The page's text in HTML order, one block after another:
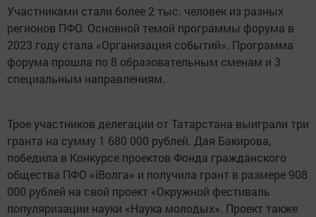
Участниками стали более 2 тыс. человек из разных
регионов ПФО. Основной темой программы форума в
2023 году стала «Организация событий». Программа
форума прошла по 8 образовательным сменам и 3
специальным направлениям.
Трое участников делегации от Татарстана выиграли три
гранта на сумму 1 680 000 рублей. Дая Бакирова,
победила в Конкурсе проектов Фонда гражданского
общества ПФО «iВолга» и получила грант в размере 908
000 рублей на свой проект «Окружной фестиваль
популяризации науки «Наука молодых». Проект также